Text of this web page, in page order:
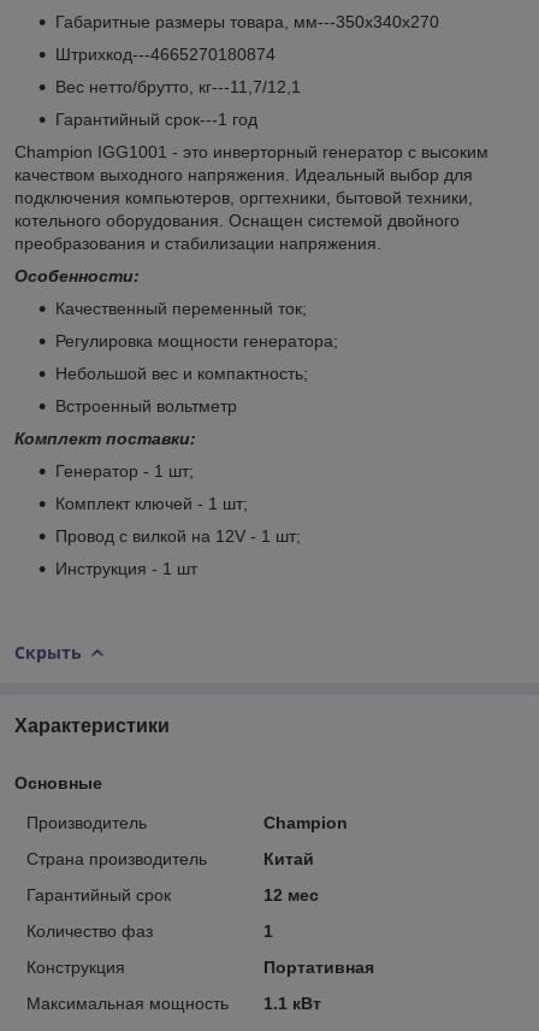
Габаритные размеры товара, мм---350х340х270
Штрихкод---4665270180874
Вес нетто/брутто, кг---11,7/12,1
Гарантийный срок---1 год
Champion IGG1001 - это инверторный генератор с высоким
качеством выходного напряжения. Идеальный выбор для
подключения компьютеров, оргтехники, бытовой техники,
котельного оборудования. Оснащен системой двойного
преобразования и стабилизации напряжения.
Особенности:
Качественный переменный ток;
Регулировка мощности генератора;
Небольшой вес и компактность;
Встроенный вольтметр
Комплект поставки:
Генератор - 1 шт;
Комплект ключей - 1 шт;
Провод с вилкой на 12V - 1 шт;
Инструкция - 1 шт
Скрыть
Характеристики
Основные
Производитель
Champion
Страна производитель
Китай
Гарантийный срок
12 мес
Количество фаз
1
Конструкция
Портативная
Максимальная мощность
1.1 кВт